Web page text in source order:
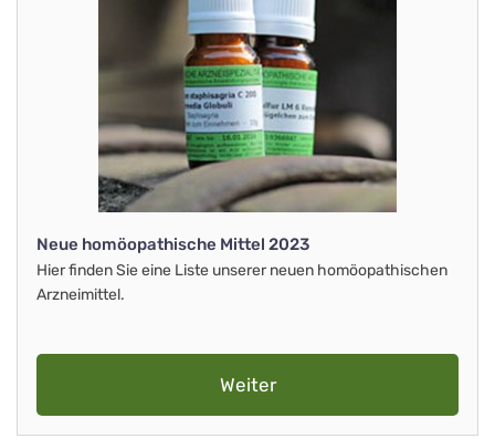
Neue homöopathische Mittel 2023
Hier finden Sie eine Liste unserer neuen homöopathischen
Arzneimittel.
Weiter